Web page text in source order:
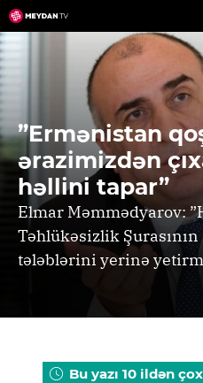
Skip
to
content
”Ermənistan
ərazimizdən
həllini tapar”
Elmar Məmmədyarov:
Təhlükəsizlik
tələblərini yerinə
Bu yazı 10 ildən